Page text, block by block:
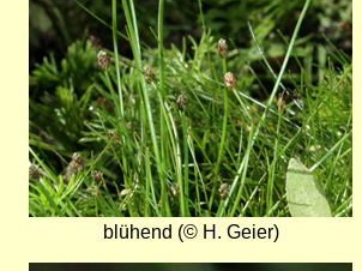
blühend (© H. Geier)